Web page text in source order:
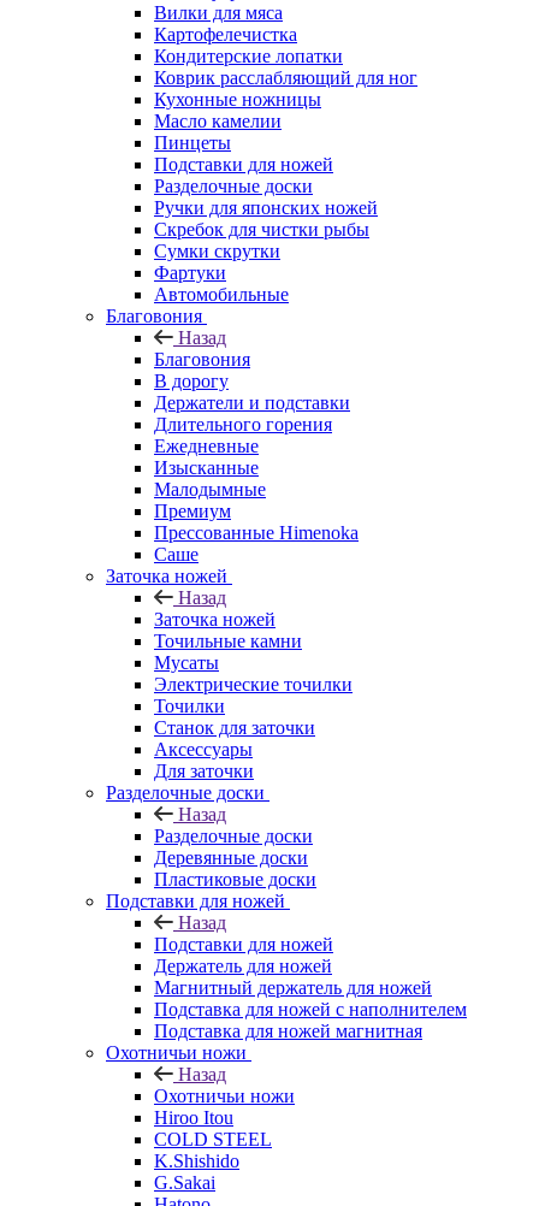
Вилки для мяса
Картофелечистка
Кондитерские лопатки
Коврик расслабляющий для ног
Кухонные ножницы
Масло камелии
Пинцеты
Подставки для ножей
Разделочные доски
Ручки для японских ножей
Скребок для чистки рыбы
Сумки скрутки
Фартуки
Автомобильные
Благовония
Назад
Благовония
В дорогу
Держатели и подставки
Длительного горения
Ежедневные
Изысканные
Малодымные
Премиум
Прессованные Himenoka
Саше
Заточка ножей
Назад
Заточка ножей
Точильные камни
Мусаты
Электрические точилки
Точилки
Станок для заточки
Аксессуары
Для заточки
Разделочные доски
Назад
Разделочные доски
Деревянные доски
Пластиковые доски
Подставки для ножей
Назад
Подставки для ножей
Держатель для ножей
Магнитный держатель для ножей
Подставка для ножей с наполнителем
Подставка для ножей магнитная
Охотничьи ножи
Назад
Охотничьи ножи
Hiroo Itou
COLD STEEL
K.Shishido
G.Sakai